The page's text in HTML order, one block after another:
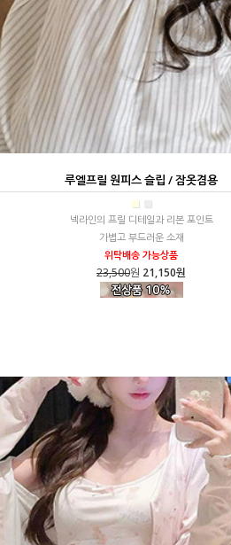
루엘프릴 원피스 슬립 / 잠옷겸용
■ ■
넥라인의 프릴 디테일과 리본 포인트
가볍고 부드러운 소재
위탁배송 가능상품
23,500원 21,150원